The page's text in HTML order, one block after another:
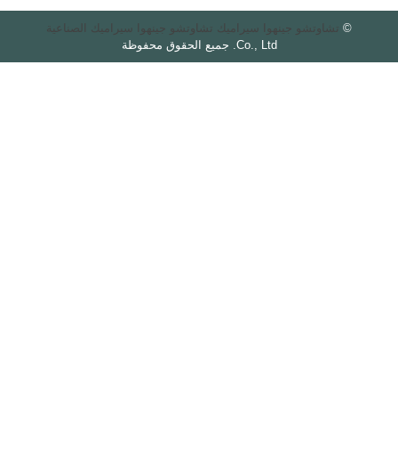
© تشاوتشو جينهوا سيراميك تشاوتشو جينهوا سيراميك الصناعية
Co., Ltd. جميع الحقوق محفوظة